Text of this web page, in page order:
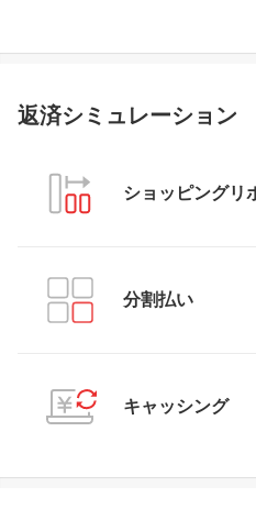
返済シミュレーション
ショッピングリ
分割払い
キャッシング